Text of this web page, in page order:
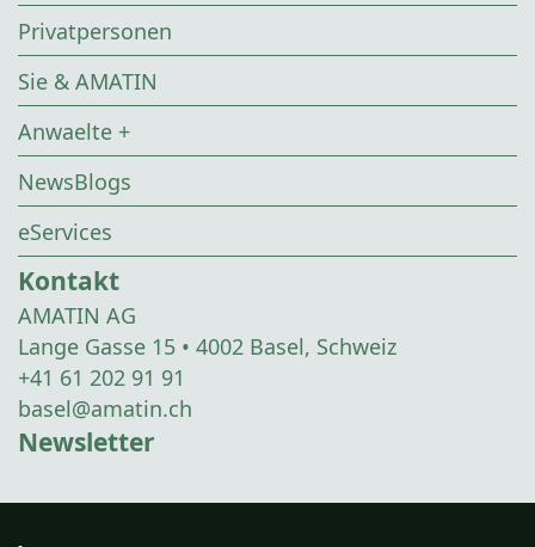
Privatpersonen
Sie & AMATIN
Anwaelte +
NewsBlogs
eServices
Kontakt
AMATIN AG
Lange Gasse 15 • 4002 Basel, Schweiz
+41 61 202 91 91
basel@amatin.ch
Newsletter